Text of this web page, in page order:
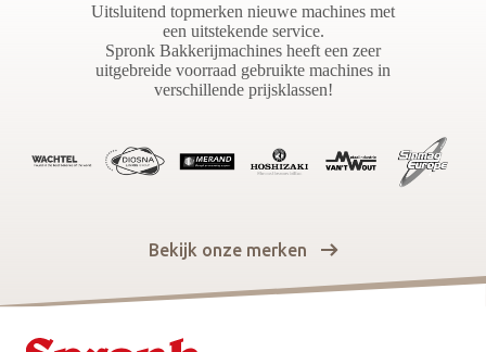
Uitsluitend topmerken nieuwe machines met
een uitstekende service.
Spronk Bakkerijmachines heeft een zeer
uitgebreide voorraad gebruikte machines in
verschillende prijsklassen!
Bekijk onze merken